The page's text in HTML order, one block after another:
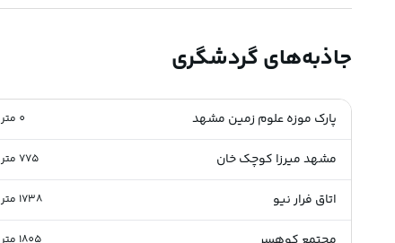
جاذبه‌های گردشگری
پارک موزه علوم زمین مشهد 0 متر
مشهد میرزا کوچک خان 775 متر
اتاق فرار نیو 1738 متر